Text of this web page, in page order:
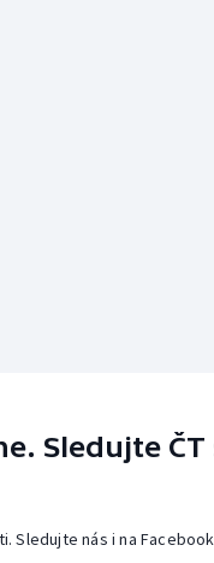
Sledujte
Sledujte nás i na